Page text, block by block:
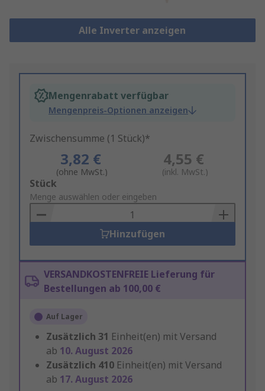
Alle Inverter anzeigen
Mengenrabatt verfügbar
Mengenpreis-Optionen anzeigen
Zwischensumme (1 Stück)*
3,82 €
(ohne MwSt.)
4,55 €
(inkl. MwSt.)
Add
to
Basket
Stück
Menge auswählen oder eingeben
Hinzufügen
VERSANDKOSTENFREIE Lieferung für
Bestellungen ab 100,00 €
Auf Lager
Zusätzlich 31 Einheit(en) mit Versand
ab 10. August 2026
Zusätzlich 410 Einheit(en) mit Versand
ab 17. August 2026